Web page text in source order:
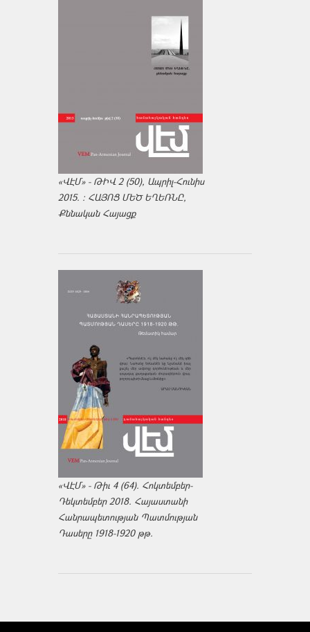
«ՎԷՄ» - ԹԻՎ 2 (50), Ապրիլ-Հունիս
2015. : ՀԱՅՈՑ ՄԵԾ ԵՂԵՌՆԸ,
Քննական Հայացք
«ՎԷՄ» - Թիւ 4 (64). Հոկտեմբեր-
Դեկտեմբեր 2018. Հայաստանի
Հանրապետության Պատմության
Դասերը 1918-1920 թթ.